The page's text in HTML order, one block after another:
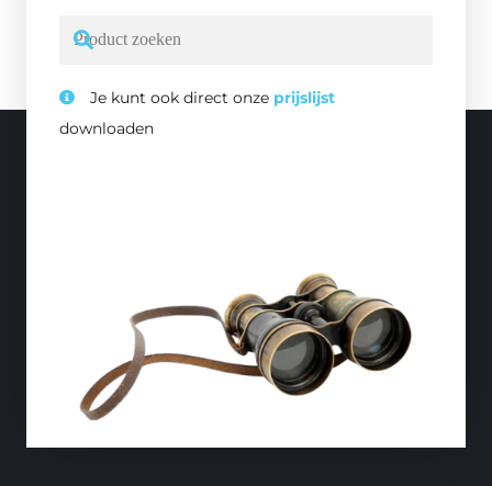
Je kunt ook direct onze prijslijst
downloaden